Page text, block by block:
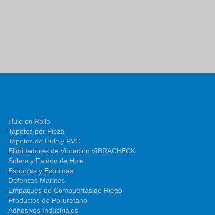
Hule en Rollo
Tapetes por Pieza
Tapetes de Hule y PVC
Eliminadores de Vibración VIBRACHECK
Solera y Faldón de Hule
Esponjas y Espumas
Defensas Marinas
Empaques de Compuertas de Riego
Productos de Poliuretano
Adhesivos Industriales